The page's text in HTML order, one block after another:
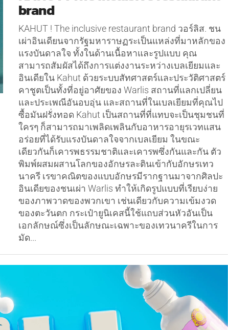
brand
KAHUT ! The inclusive restaurant brand วอร์ลิส. ชน
เผ่าอินเดียนจากรัฐมหาราษฏระเป็นแหล่งที่มาหลักของ
แรงบันดาลใจ ทั้งในด้านเนื้อหาและรูปแบบ คุณ
สามารถสัมผัสได้ถึงการแต่งงานระหว่างเบลเยียมและ
อินเดียใน Kahut ด้วยระบบสัทศาสตร์และประวัติศาสตร์
คาชูตเป็นทั้งที่อยู่อาศัยของ Warlis สถานที่แลกเปลี่ยน
และประเพณีอันอบอุ่น และสถานที่ในเบลเยียมที่คุณไป
ซื้อมันฝรั่งทอด Kahut เป็นสถานที่ที่แทบจะเป็นชุมชนที่
ใครๆ ก็สามารถมาเพลิดเพลินกับอาหารอายุรเวทแสน
อร่อยที่ได้รับแรงบันดาลใจจากเบลเยียม ในขณะ
เดียวกันก็เคารพธรรมชาติและเคารพซึ่งกันและกัน ตัว
พิมพ์ผสมผสานโลกของอักษรละตินเข้ากับอักษรเทว
นาครี เรขาคณิตของแบบอักษรมีรากฐานมาจากศิลปะ
อินเดียของชนเผ่า Warlis ทำให้เกิดรูปแบบที่เรียบง่าย
ของภาพวาดของพวกเขา เช่นเดียวกับความเข้มงวด
ของตะวันตก กระเป๋ายูนิเคสนี้ใช้แถบส่วนหัวอันเป็น
เอกลักษณ์ซึ่งเป็นลักษณะเฉพาะของเทวนาครีในการ
มัด...